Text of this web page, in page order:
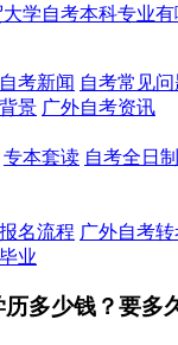
学自考本科专业有
考新闻 自考常见问
景 广外自考资讯
专本套读 自考全日制
名流程 广外自考
业
历多少钱？要多